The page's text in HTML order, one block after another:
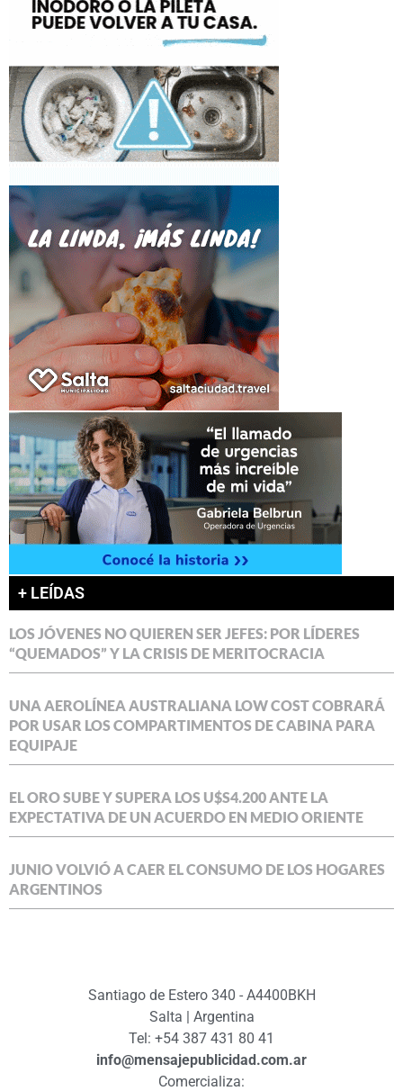
+ LEÍDAS
LOS JÓVENES NO QUIEREN SER JEFES: POR LÍDERES
“QUEMADOS” Y LA CRISIS DE MERITOCRACIA
UNA AEROLÍNEA AUSTRALIANA LOW COST COBRARÁ
POR USAR LOS COMPARTIMENTOS DE CABINA PARA
EQUIPAJE
EL ORO SUBE Y SUPERA LOS U$S4.200 ANTE LA
EXPECTATIVA DE UN ACUERDO EN MEDIO ORIENTE
JUNIO VOLVIÓ A CAER EL CONSUMO DE LOS HOGARES
ARGENTINOS
Santiago de Estero 340 - A4400BKH
Salta | Argentina
Tel: +54 387 431 80 41
info@mensajepublicidad.com.ar
Comercializa: